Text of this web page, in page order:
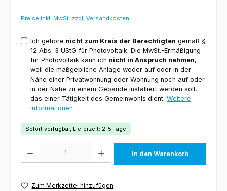
Preise inkl. MwSt. zzgl. Versandkosten
Ich gehöre nicht zum Kreis der Berechtigten gemäß §
12 Abs. 3 UStG für Photovoltaik. Die MwSt.-Ermäßigung
für Photovoltaik kann ich nicht in Anspruch nehmen,
weil die maßgebliche Anlage weder auf oder in der
Nähe einer Privatwohnung oder Wohnung noch auf oder
in der Nähe zu einem Gebäude installiert werden soll,
das einer Tätigkeit des Gemeinwohls dient.Weitere
Informationen
Sofort verfügbar, Lieferzeit: 2-5 Tage
Produkt Anzahl: Gib den gewünschten Wert ein oder benutze die
In den Warenkorb
Zum Merkzettel hinzufügen